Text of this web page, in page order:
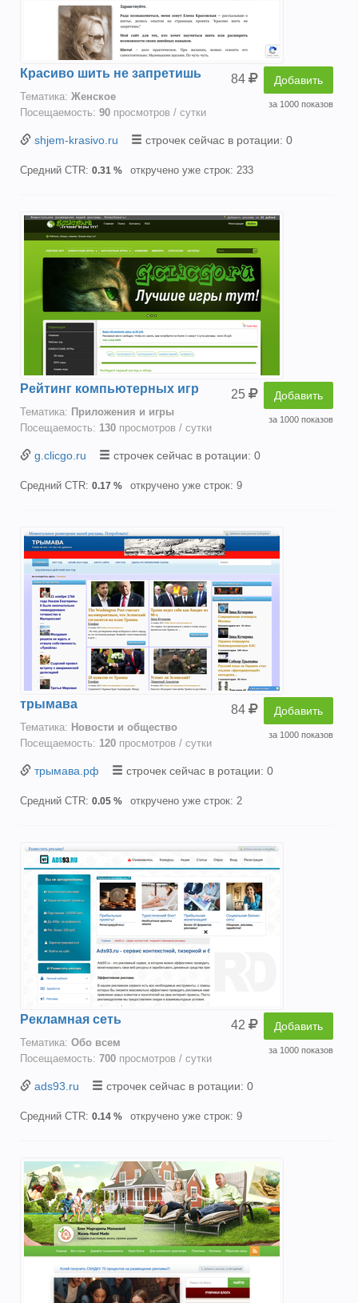
84 Добавить
за 1000 показов
Красиво шить не запретишь
Тематика: Женское
Посещаемость: 90 просмотров / сутки
shjem-krasivo.ru строчек сейчас в ротации: 0
Средний CTR: 0.31 % откручено уже строк: 233
25 Добавить
за 1000 показов
Рейтинг компьютерных игр
Тематика: Приложения и игры
Посещаемость: 130 просмотров / сутки
g.clicgo.ru строчек сейчас в ротации: 0
Средний CTR: 0.17 % откручено уже строк: 9
84 Добавить
за 1000 показов
трымава
Тематика: Новости и общество
Посещаемость: 120 просмотров / сутки
трымава.рф строчек сейчас в ротации: 0
Средний CTR: 0.05 % откручено уже строк: 2
42 Добавить
за 1000 показов
Рекламная сеть
Тематика: Oбо всем
Посещаемость: 700 просмотров / сутки
ads93.ru строчек сейчас в ротации: 0
Средний CTR: 0.14 % откручено уже строк: 9